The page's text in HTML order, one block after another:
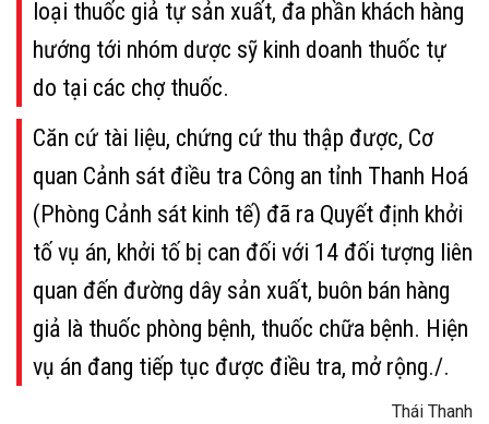
loại thuốc giả tự sản xuất, đa phần khách hàng
hướng tới nhóm dược sỹ kinh doanh thuốc tự
do tại các chợ thuốc.
Căn cứ tài liệu, chứng cứ thu thập được, Cơ
quan Cảnh sát điều tra Công an tỉnh Thanh Hoá
(Phòng Cảnh sát kinh tế) đã ra Quyết định khởi
tố vụ án, khởi tố bị can đối với 14 đối tượng liên
quan đến đường dây sản xuất, buôn bán hàng
giả là thuốc phòng bệnh, thuốc chữa bệnh. Hiện
vụ án đang tiếp tục được điều tra, mở rộng./.
Thái Thanh